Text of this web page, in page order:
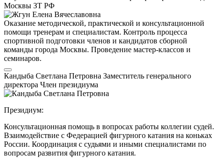
Москвы ЗТ РФ
Оказание методической, практической и консультационной
помощи тренерам и специалистам. Контроль процесса
спортивной подготовки членов и кандидатов сборной
команды города Москвы. Проведение мастер-классов и
семинаров.
Кандыба Светлана Петровна Заместитель генерального
директора Член президиума
Президиум:
Консультационная помощь в вопросах работы коллегии судей.
Взаимодействие с Федерацией фигурного катания на коньках
России. Координация с судьями и иными специалистами по
вопросам развития фигурного катания.